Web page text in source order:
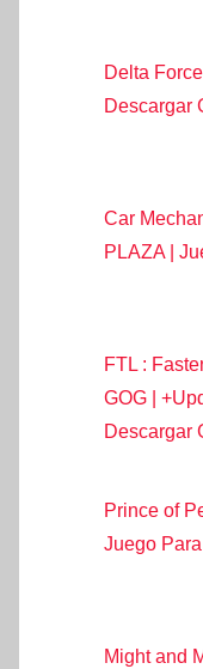
Delta
Descargar
Car
PLAZA |
FTL :
GOG |
Descargar
Prince of
Juego
Might and